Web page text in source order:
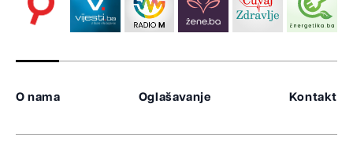
O nama Oglašavanje Kontakt